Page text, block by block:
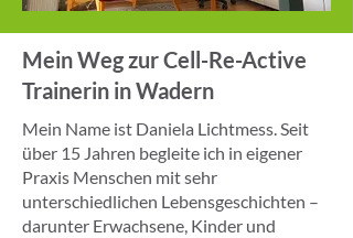
Mein Weg zur Cell-Re-Active
Trainerin in Wadern
Mein Name ist Daniela Lichtmess. Seit
über 15 Jahren begleite ich in eigener
Praxis Menschen mit sehr
unterschiedlichen Lebensgeschichten –
darunter Erwachsene, Kinder und